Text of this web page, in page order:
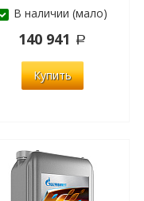
В наличии (мало)
140 941
Купить